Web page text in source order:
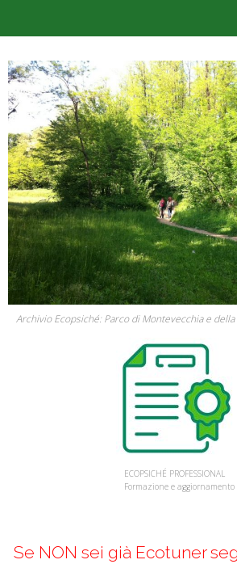
Archivio Ecopsiché: Parco di Montevecchia e
ECOPSICHÉ PROFESSIONAL
Formazione e aggiornamento
Se NON sei già Ecotuner